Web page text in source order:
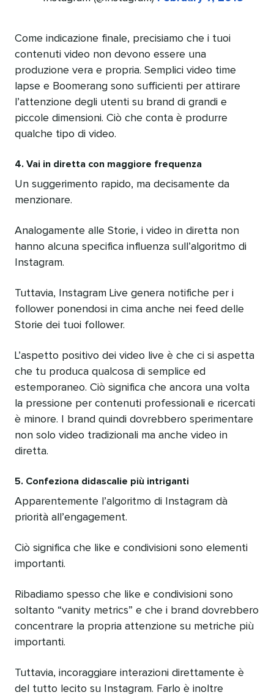
Come indicazione finale, precisiamo che i tuoi
contenuti video non devono essere una
produzione vera e propria. Semplici video time
lapse e Boomerang sono sufficienti per attirare
l’attenzione degli utenti su brand di grandi e
piccole dimensioni. Ciò che conta è produrre
qualche tipo di video.
4. Vai in diretta con maggiore frequenza
Un suggerimento rapido, ma decisamente da
menzionare.
Analogamente alle Storie, i video in diretta non
hanno alcuna specifica influenza sull’algoritmo di
Instagram.
Tuttavia, Instagram Live genera notifiche per i
follower ponendosi in cima anche nei feed delle
Storie dei tuoi follower.
L’aspetto positivo dei video live è che ci si aspetta
che tu produca qualcosa di semplice ed
estemporaneo. Ciò significa che ancora una volta
la pressione per contenuti professionali e ricercati
è minore. I brand quindi dovrebbero sperimentare
non solo video tradizionali ma anche video in
diretta.
5. Confeziona didascalie più intriganti
Apparentemente l’algoritmo di Instagram dà
priorità all’engagement.
Ciò significa che like e condivisioni sono elementi
importanti.
Ribadiamo spesso che like e condivisioni sono
soltanto “vanity metrics” e che i brand dovrebbero
concentrare la propria attenzione su metriche più
importanti.
Tuttavia, incoraggiare interazioni direttamente è
del tutto lecito su Instagram. Farlo è inoltre